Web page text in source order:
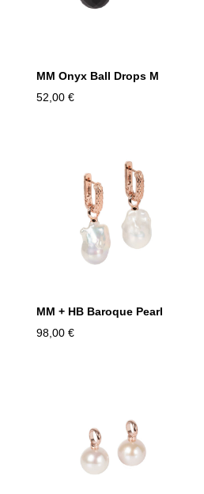
MM Onyx Ball Drops M
52,00 €
MM + HB Baroque Pearl
98,00 €